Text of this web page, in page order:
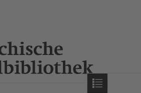
Startseite